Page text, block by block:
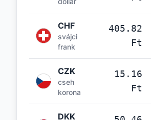
CHF
svájci
frank
405.82
Ft
CZK
cseh
korona
15.16
Ft
DKK